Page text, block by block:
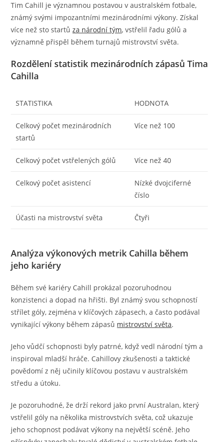
Tim Cahill je významnou postavou v australském fotbale,
známý svými impozantními mezinárodními výkony. Získal
více než sto startůza národní tým, vstřelil řadu gólů a
významně přispěl během turnajů mistrovství světa.
Rozdělení statistik mezinárodních zápasů Tima
Cahilla
STATISTIKA HODNOTA
Celkový počet mezinárodních
startů
Více než 100
Celkový počet vstřelených gólů Více než 40
Celkový počet asistencí
Nízké dvojciferné
číslo
Účasti na mistrovství světa Čtyři
Analýza výkonových metrik Cahilla během
jeho kariéry
Během své kariéry Cahill prokázal pozoruhodnou
konzistenci a dopad na hřišti. Byl známý svou schopností
střílet góly, zejména v klíčových zápasech, a často podával
vynikající výkony během zápasů mistrovství světa.
Jeho vůdčí schopnosti byly patrné, když vedl národní tým a
inspiroval mladší hráče. Cahillovy zkušenosti a taktické
povědomí z něj učinily klíčovou postavu v australském
středu a útoku.
Je pozoruhodné, že drží rekord jako první Australan, který
vstřelil góly na několika mistrovstvích světa, což ukazuje
jeho schopnost podávat výkony na největší scéně. Jeho